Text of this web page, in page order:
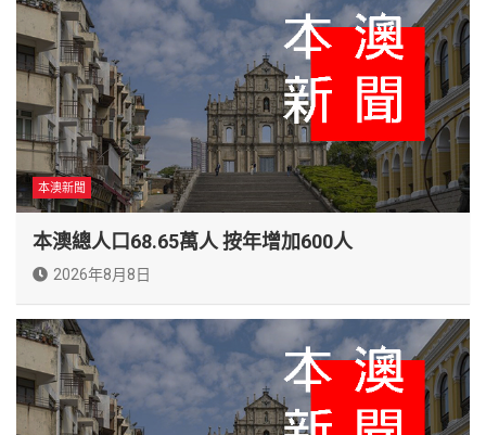
本澳新聞
本澳總人口68.65萬人 按年增加600人
2026年8月8日